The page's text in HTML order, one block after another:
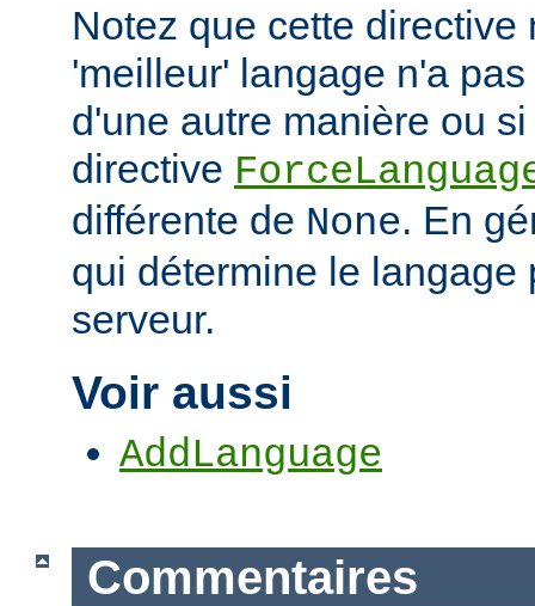
Notez que cette directive
'meilleur' langage n'a
d'une autre manière ou
directive
différente de None. En
qui détermine le langage
serveur.
Voir aussi
AddLanguage
Commentaires